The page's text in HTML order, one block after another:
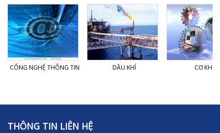
CÔNG NGHỆ THÔNG TIN DẦU KHÍ CƠ KHÍ
THÔNG TIN LIÊN HỆ